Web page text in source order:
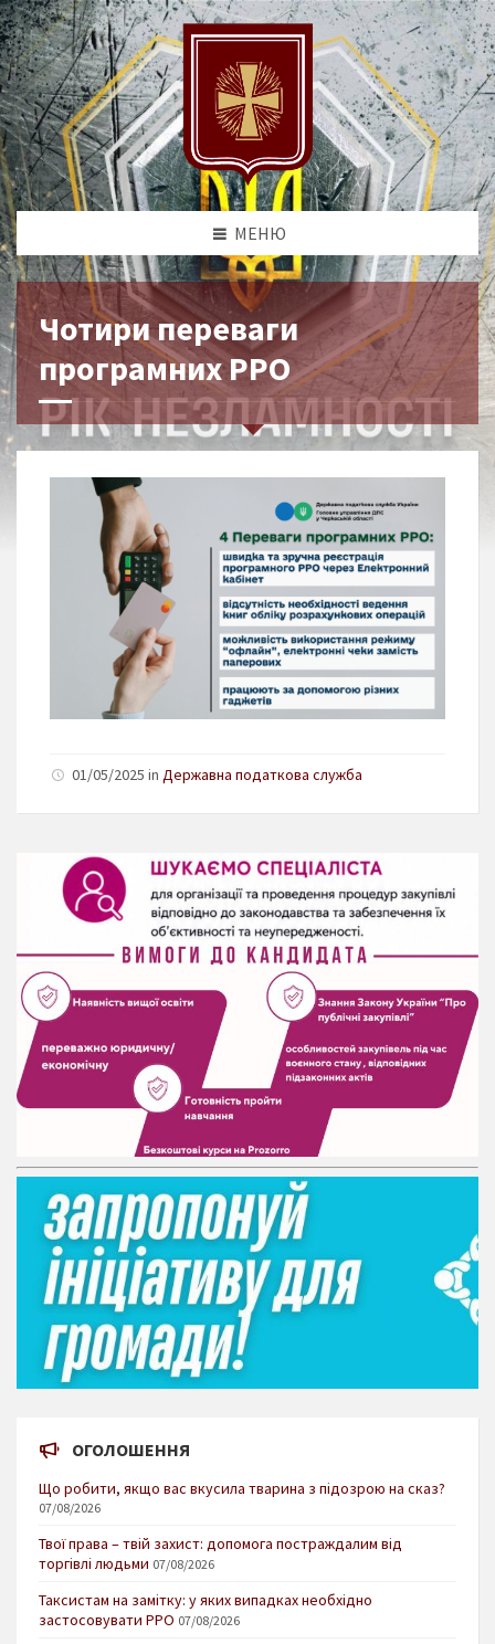
МЕНЮ
Чотири переваги
програмних РРО
01/05/2025 in Державна податкова служба
ОГОЛОШЕННЯ
Що робити, якщо вас вкусила тварина з підозрою на сказ?
07/08/2026
Твої права – твій захист: допомога постраждалим від
торгівлі людьми 07/08/2026
Таксистам на замітку: у яких випадках необхідно
застосовувати РРО 07/08/2026